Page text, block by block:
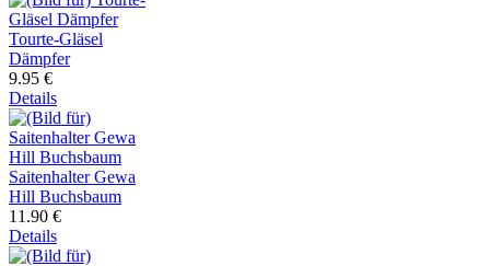
Tourte-Gläsel
Dämpfer
9.95 €
Details
Saitenhalter Gewa
Hill Buchsbaum
11.90 €
Details